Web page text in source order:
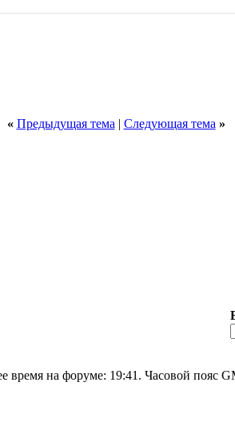
« Предыдущая тема | Следующая тема »
время на форуме: 19:41 . Часовой пояс